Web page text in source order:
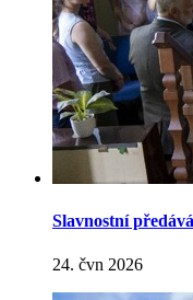
Slavnostní
24. čvn 2026